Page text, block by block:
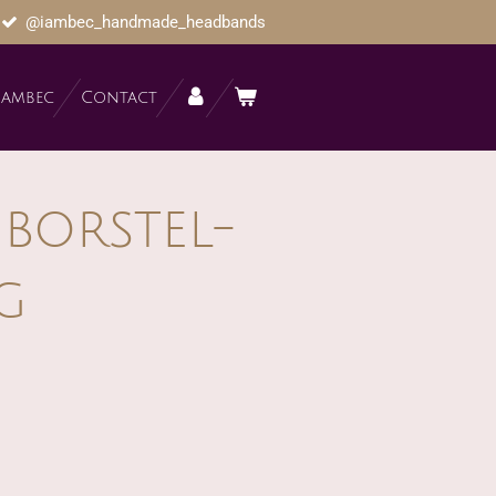
@iambec_handmade_headbands
Contact